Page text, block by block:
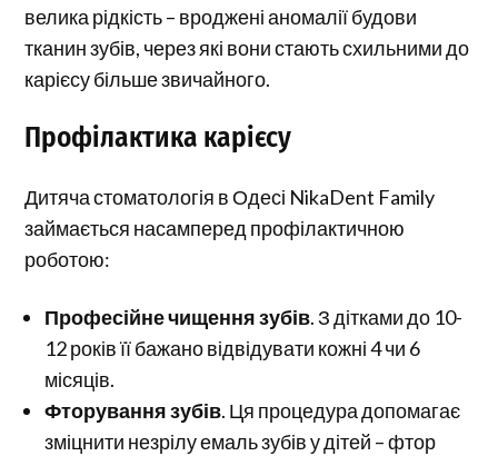
велика рідкість – вроджені аномалії будови
тканин зубів, через які вони стають схильними до
карієсу більше звичайного.
Профілактика карієсу
Дитяча стоматологія в Одесі NikaDent Family
займається насамперед профілактичною
роботою:
Професійне чищення зубів. З дітками до 10-
12 років її бажано відвідувати кожні 4 чи 6
місяців.
Фторування зубів. Ця процедура допомагає
зміцнити незрілу емаль зубів у дітей – фтор